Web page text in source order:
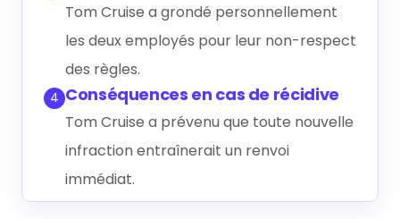
Tom Cruise a grondé personnellement
les deux employés pour leur non-respect
des règles.
4 Conséquences en cas de récidive
Tom Cruise a prévenu que toute nouvelle
infraction entraînerait un renvoi
immédiat.